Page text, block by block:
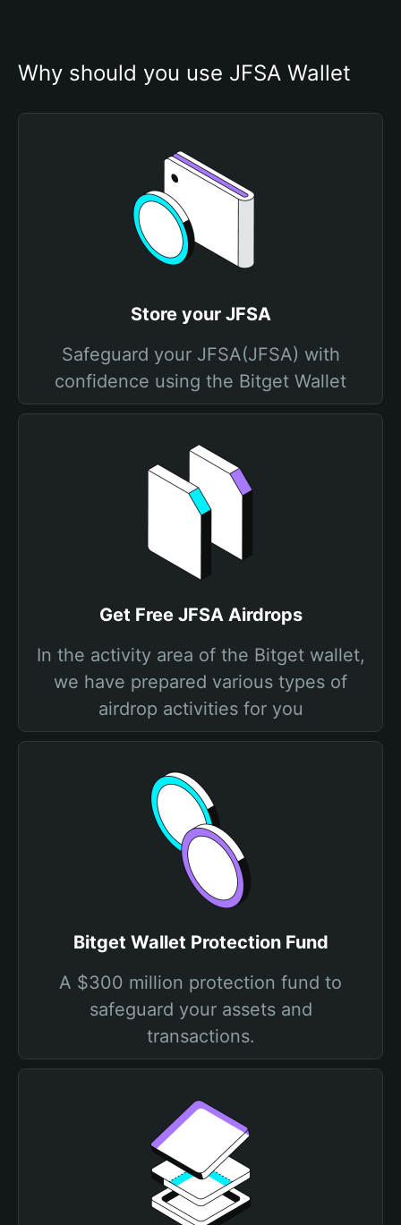
Why should you use JFSA Wallet
Store your JFSA
Safeguard your JFSA(JFSA) with
confidence using the Bitget Wallet
Get Free JFSA Airdrops
In the activity area of the Bitget wallet,
we have prepared various types of
airdrop activities for you
Bitget Wallet Protection Fund
A $300 million protection fund to
safeguard your assets and
transactions.